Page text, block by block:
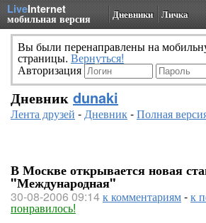
LiveInternet
мобильная версия Дневники Личка
Вы были перенаправлены на
страницы. Вернуться!
Авторизация
Дневник dunaki
Лента друзей -Дневник-Полная
В Москве открывается новая
"Международная"
30-08-2006 09:14к комментариям-к
понравилось!